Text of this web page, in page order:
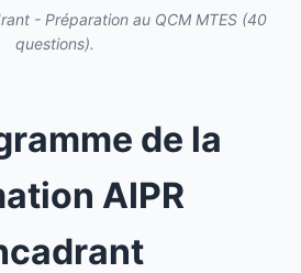
- Préparation au QCM MTES (40
questions).
de la
AIPR